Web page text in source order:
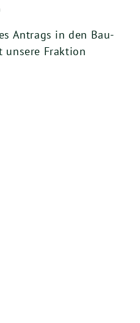
Antrags in den Bau-
unsere Fraktion